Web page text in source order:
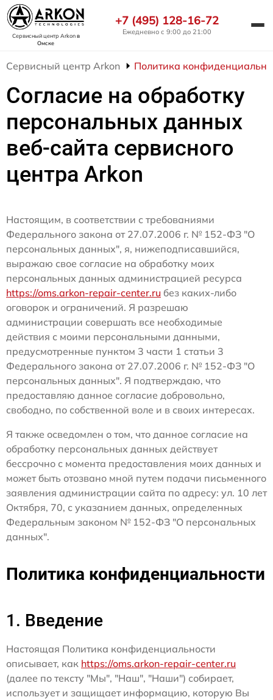
Сервисный центр Arkonв
Омске
+7 (495) 128-16-72
Ежедневно с 9:00 до 21:00
Сервисный центр Arkon Политика
Согласие на обработку
персональных данных
веб-сайта сервисного
центра Arkon
Настоящим, в соответствии с требованиями
Федерального закона от 27.07.2006 г. № 152-ФЗ "О
персональных данных", я, нижеподписавшийся,
выражаю свое согласие на обработку моих
персональных данных администрацией ресурса
https://oms.arkon-repair-center.ru без каких-либо
оговорок и ограничений. Я разрешаю
администрации совершать все необходимые
действия с моими персональными данными,
предусмотренные пунктом 3 части 1 статьи 3
Федерального закона от 27.07.2006 г. № 152-ФЗ "О
персональных данных". Я подтверждаю, что
предоставляю данное согласие добровольно,
свободно, по собственной воле и в своих интересах.
Я также осведомлен о том, что данное согласие на
обработку персональных данных действует
бессрочно с момента предоставления моих данных и
может быть отозвано мной путем подачи письменного
заявления администрации сайта по адресу: ул. 10 лет
Октября, 70, с указанием данных, определенных
Федеральным законом № 152-ФЗ "О персональных
данных".
Политика конфиденциальности
1. Введение
Настоящая Политика конфиденциальности
описывает, как https://oms.arkon-repair-center.ru
(далее по тексту "Мы", "Наш", "Наши") собирает,
использует и защищает информацию, которую Вы